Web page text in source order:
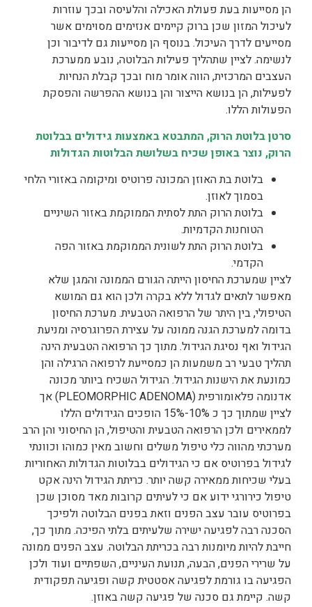
הן מסייעות בעת פעולת האכילה והלעיסה ובכך עוזרות
לעיכול המזון שכן ברוק קיימים אנזימים מסוימים אשר
מסייעים לדרך העיכול. בנוסף הן מסייעות גם לדיבור וכן
לנשימה. לציין שתהליך פעילות הבלוטה, נובע ממערכת
העצבים המרכזית, הווה אומר מוח ובכך קבלת הנחיות
לפעילות, הן בנושא הייצור והן בנושא ההפרשה והפסקת
הפעולות הללו.
סרטן בלוטת הרוק, המתבטא באמצעות גידולים בבלוטת
הרוק, נוצר באופן שכיח בשלושת הבלוטות הגדולות
בלוטת בת האוזן המכונה פרוטיס ומיקומה באזורי הלחי
בסמוך לאוזן.
בלוטת הרוק התת לסתית הממוקמת באזור השיניים
הטוחנות הקדמיות.
בלוטת הרוק התת לשונית הממוקמת באזור הפה
הקדמי.
לציין שמערכת החיסון הייתה הגורם הממונה והמגן שלא
מאפשר לתאים לגדול ללא בקרה ולכן הוא גם המושא
הטיפולי, בין היתר של הרפואה הטבעית. מערכת החיסון
בדומה למערכת הגנה ממונה על עצירת הפרוגרסיה ומניעת
הגידול ואף נסיגת הגידול. מתוך כך הרפואה הטבעית הינה
תהליך טבעי רב משמעות הן כמסייעת לרפואה הרגילה והן
כמונעת את הישנות הגידול. הגידול השכיח ביותר מכונה
אדנומה פלאומורפית (PLEOMORPHIC ADENOMA) אך
לציין שמתוך כך כ 10%-15% הופכים הגידולים הללו
לממאירים ולכן הרפואה הטבעית והטיפול, הן החיסוני והן הרב
מערכתי מהווה כלי טיפול משלים וחשוב מאין כמוהו וכוונתי
לגידול בפרוטיס אם כי הגידולים בבלוטות הגדולות האחוריות
בעלי שכיחות ממאירה קשה יותר. כריתת הגידול הינה אקט
טיפול כירורגי ידוע אם כי לעיתים קרובות מאד מסוכן שכן
בפרוטיס עובר עצב הפנים וזאת בפנים הבלוטה ולפיכך
הסכנה רבה לפגיעה ישירה שלעיתים בלתי הפיכה. מתוך כך,
חייבת להיות מיומנות רבה בכריתת הבלוטה. עצב הפנים ממונה
על שרירי הפנים, הבעה, תנועת העיניים, השפתיים ועוד ולכן
הפגיעה בו גורמת לפגיעה אסטטית קשה ופגיעה תפקודית
קשה. קיימת גם סכנה של פגיעה קשה באוזן.